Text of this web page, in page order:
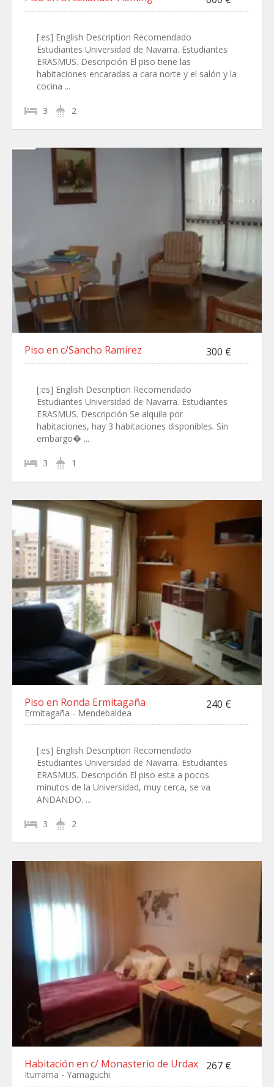
[:es] English Description Recomendado
Estudiantes Universidad de Navarra. Estudiantes
ERASMUS. Descripción El piso tiene las
habitaciones encaradas a cara norte y el salón y la
cocina ...
3 2
Piso en c/Sancho Ramírez 300 €
[:es] English Description Recomendado
Estudiantes Universidad de Navarra. Estudiantes
ERASMUS. Descripción Se alquila por
habitaciones, hay 3 habitaciones disponibles. Sin
embargo� ...
3 1
Piso en Ronda Ermitagaña 240 €
Ermitagaña - Mendebaldea
[:es] English Description Recomendado
Estudiantes Universidad de Navarra. Estudiantes
ERASMUS. Descripción El piso esta a pocos
minutos de la Universidad, muy cerca, se va
ANDANDO. ...
3 2
Habitación en c/ Monasterio de Urdax 267 €
Iturrama - Yamaguchi